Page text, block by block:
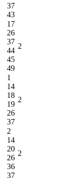
37
43
17
26
37
44
45
49
2
1
14
18
19
26
37
2
2
14
20
26
36
37
2